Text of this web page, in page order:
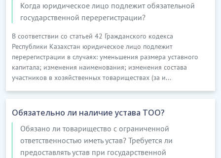
Когда юридическое лицо подлежит обязательной
государственной перерегистрации?
В соответствии со статьей 42 Гражданского кодекса
Республики Казахстан юридическое лицо подлежит
перерегистрации в случаях: уменьшения размера уставного
капитала; изменения наименования; изменения состава
участников в хозяйственных товариществах (за и...
Обязательно ли наличие устава ТОО?
Обязано ли товарищество с ограниченной
ответственностью иметь устав? Требуется ли
предоставлять устав при государственной